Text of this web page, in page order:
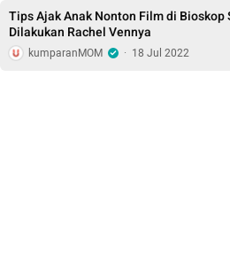
Tips Ajak Anak Nonton Film di Bioskop
Dilakukan Rachel Vennya
kumparanMOM · 18 Jul 2022